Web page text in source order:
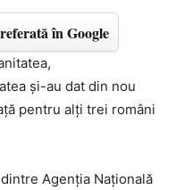
în Google
și-au dat din nou
pentru alţi trei români
Agenția Națională